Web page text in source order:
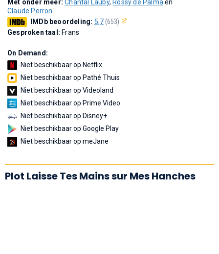
Met onder meer:Chantal Lauby, Rossy de Palma en
Claude Perron
IMDb beoordeling: 5,7(653)
Gesproken taal: Frans
On Demand:
Niet beschikbaar op Netflix
Niet beschikbaar op Pathé Thuis
Niet beschikbaar op Videoland
Niet beschikbaar op Prime Video
Niet beschikbaar op Disney+
Niet beschikbaar op Google Play
Niet beschikbaar op meJane
Plot Laisse Tes Mains sur Mes Hanches